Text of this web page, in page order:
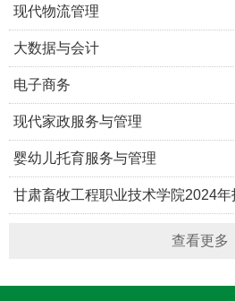
现代物流管理
大数据与会计
电子商务
现代家政服务与管理
婴幼儿托育服务与管理
甘肃畜牧工程职业技术学院2024年
查看更多